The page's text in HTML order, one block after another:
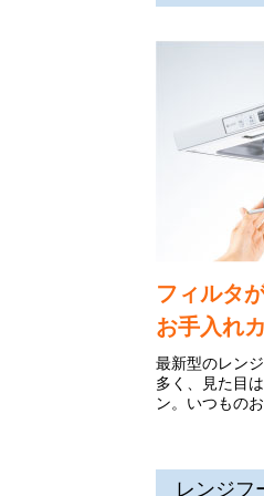
フィルタ
お手入れ
最新型のレン
多く、見た目
ン。いつもの
レンジフ